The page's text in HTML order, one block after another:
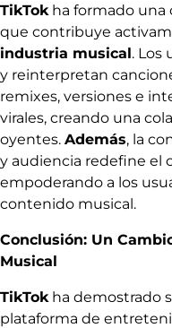
TikTokha formado una
que contribuye
industria musical. Los
y reinterpretan
remixes, versiones e
virales, creando una
oyentes. Además, la
y audiencia redefine el
empoderando a los
contenido musical.
Conclusión: Un
Musical
TikTokha demostrado
plataforma de